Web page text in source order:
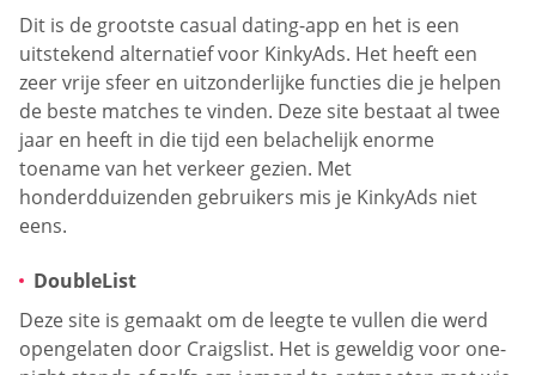
Dit is de grootste casual dating-app en het is een
uitstekend alternatief voor KinkyAds. Het heeft een
zeer vrije sfeer en uitzonderlijke functies die je helpen
de beste matches te vinden. Deze site bestaat al twee
jaar en heeft in die tijd een belachelijk enorme
toename van het verkeer gezien. Met
honderdduizenden gebruikers mis je KinkyAds niet
eens.
DoubleList
Deze site is gemaakt om de leegte te vullen die werd
opengelaten door Craigslist. Het is geweldig voor one-